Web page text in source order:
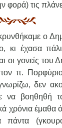
φορά) τις
ο
κι έχασα
οι γονείς του
π.
δεν
να βοηθηθή
χρόνια έμαθα
πάντα